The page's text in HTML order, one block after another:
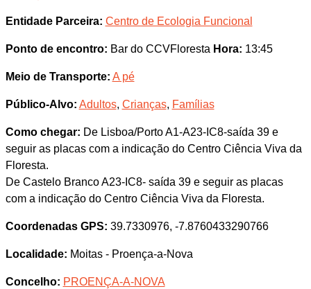
Entidade Parceira: Centro de Ecologia Funcional
Ponto de encontro: Bar do CCVFloresta Hora: 13:45
Meio de Transporte: A pé
Público-Alvo: Adultos, Crianças, Famílias
Como chegar: De Lisboa/Porto A1-A23-IC8-saída 39 e
seguir as placas com a indicação do Centro Ciência Viva da
Floresta.
De Castelo Branco A23-IC8- saída 39 e seguir as placas
com a indicação do Centro Ciência Viva da Floresta.
Coordenadas GPS: 39.7330976, -7.8760433290766
Localidade: Moitas - Proença-a-Nova
Concelho: PROENÇA-A-NOVA